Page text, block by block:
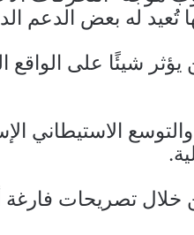
تُعيد له بعض الدعم
يؤثر شيئًا على
الاستيطاني
تصريحات فارغة